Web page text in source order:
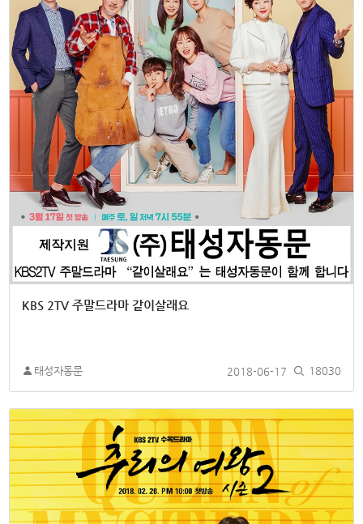
KBS 2TV 주말드라마 같이살래요
태성자동문 2018-06-17 18030